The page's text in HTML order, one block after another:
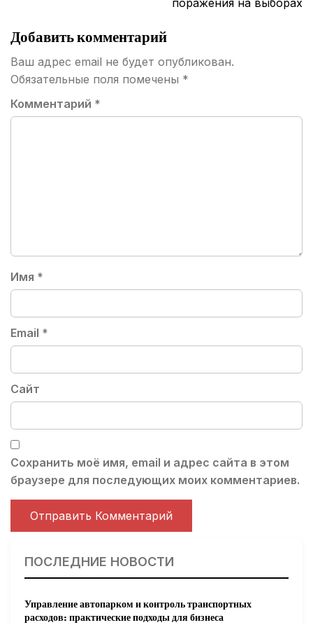
поражения на выборах
Добавить комментарий
Ваш адрес email не будет опубликован.
Обязательные поля помечены *
Комментарий *
Имя *
Email *
Сайт
Сохранить моё имя, email и адрес сайта в этом
браузере для последующих моих комментариев.
ПОСЛЕДНИЕ НОВОСТИ
Управление автопарком и контроль транспортных
расходов: практические подходы для бизнеса